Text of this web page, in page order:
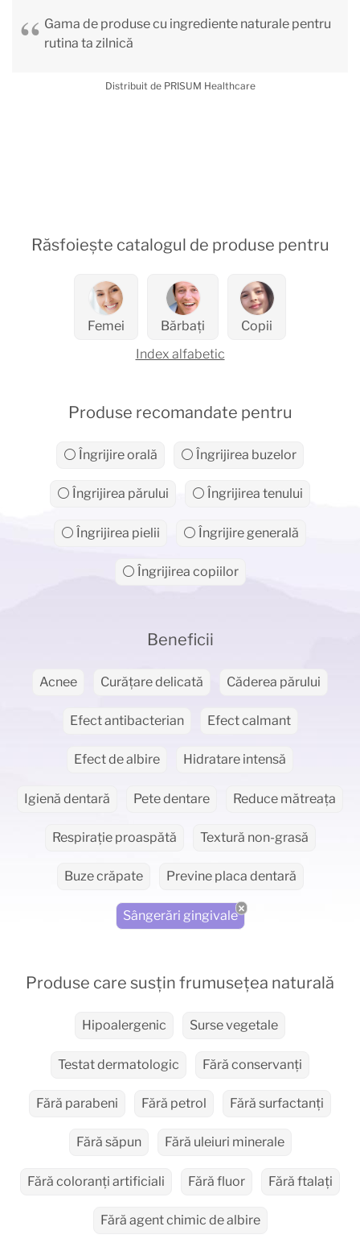
Gama de produse cu ingrediente naturale pentru
rutina ta zilnică
Distribuit de PRISUM Healthcare
Răsfoiește catalogul de produse pentru
Femei Bărbați
Copii
Index alfabetic
Produse recomandate pentru
⚪ Îngrijire orală ⚪ Îngrijirea buzelor
⚪ Îngrijirea părului ⚪ Îngrijirea tenului
⚪ Îngrijirea pielii ⚪ Îngrijire generală
⚪ Îngrijirea copiilor
Beneficii
Acnee Curățare delicată Căderea părului
Efect antibacterian Efect calmant
Efect de albire Hidratare intensă
Igienă dentară Pete dentare Reduce mătreața
Respirație proaspătă Textură non-grasă
Buze crăpate Previne placa dentară
Sângerări gingivale
Produse care susțin frumusețea naturală
Hipoalergenic Surse vegetale
Testat dermatologic Fără conservanți
Fără parabeni Fără petrol Fără surfactanți
Fără săpun Fără uleiuri minerale
Fără coloranți artificiali Fără fluor Fără ftalați
Fără agent chimic de albire